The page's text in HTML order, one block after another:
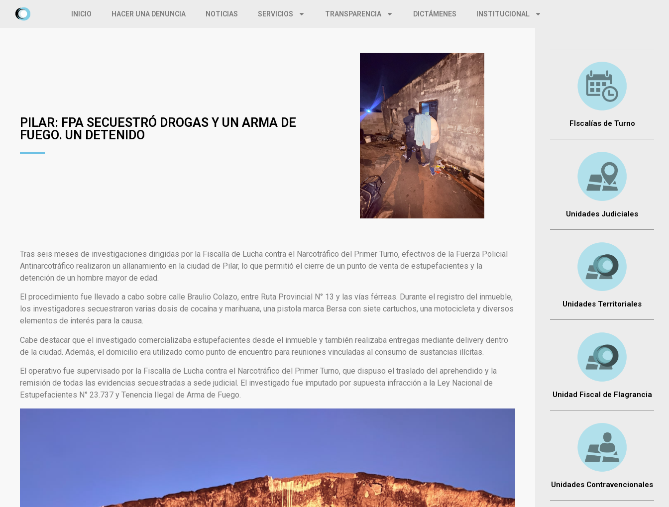
INICIO HACER UNA DENUNCIA NOTICIAS SERVICIOS TRANSPARENCIA DICTÁMENES INSTITUCIONAL
PILAR: FPA SECUESTRÓ DROGAS Y UN ARMA DE
FUEGO. UN DETENIDO
Tras seis meses de investigaciones dirigidas por la Fiscalía de Lucha contra el Narcotráfico del Primer Turno, efectivos de la Fuerza Policial
Antinarcotráfico realizaron un allanamiento en la ciudad de Pilar, lo que permitió el cierre de un punto de venta de estupefacientes y la
detención de un hombre mayor de edad.
El procedimiento fue llevado a cabo sobre calle Braulio Colazo, entre Ruta Provincial N° 13 y las vías férreas. Durante el registro del inmueble,
los investigadores secuestraron varias dosis de cocaína y marihuana, una pistola marca Bersa con siete cartuchos, una motocicleta y diversos
elementos de interés para la causa.
Cabe destacar que el investigado comercializaba estupefacientes desde el inmueble y también realizaba entregas mediante delivery dentro
de la ciudad. Además, el domicilio era utilizado como punto de encuentro para reuniones vinculadas al consumo de sustancias ilícitas.
El operativo fue supervisado por la Fiscalía de Lucha contra el Narcotráfico del Primer Turno, que dispuso el traslado del aprehendido y la
remisión de todas las evidencias secuestradas a sede judicial. El investigado fue imputado por supuesta infracción a la Ley Nacional de
Estupefacientes N° 23.737 y Tenencia Ilegal de Arma de Fuego.
FIscalías de Turno
Unidades Judiciales
Unidades Territoriales
Unidad Fiscal de Flagrancia
Unidades Contravencionales